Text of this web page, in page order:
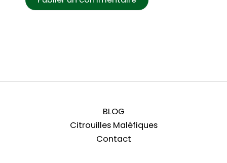
BLOG
Citrouilles Maléfiques
Contact